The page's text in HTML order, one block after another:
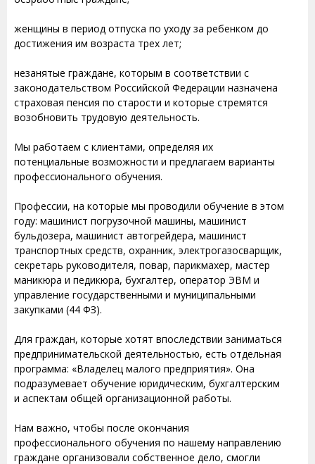
женщины в период отпуска по уходу за ребенком до
достижения им возраста трех лет;
незанятые граждане, которым в соответствии с
законодательством Российской Федерации назначена
страховая пенсия по старости и которые стремятся
возобновить трудовую деятельность.
Мы работаем с клиентами, определяя их
потенциальные возможности и предлагаем варианты
профессионального обучения.
Профессии, на которые мы проводили обучение в этом
году: машинист погрузочной машины, машинист
бульдозера, машинист автогрейдера, машинист
транспортных средств, охранник, электрогазосварщик,
секретарь руководителя, повар, парикмахер, мастер
маникюра и педикюра, бухгалтер, оператор ЭВМ и
управление государственными и муниципальными
закупками (44 ФЗ).
Для граждан, которые хотят впоследствии заниматься
предпринимательской деятельностью, есть отдельная
программа: «Владелец малого предприятия». Она
подразумевает обучение юридическим, бухгалтерским
и аспектам общей организационной работы.
Нам важно, чтобы после окончания
профессионального обучения по нашему направлению
граждане организовали собственное дело, смогли